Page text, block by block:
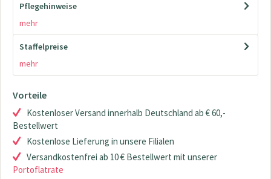
Pflegehinweise
mehr
Staffelpreise
mehr
Vorteile
Kostenloser Versand innerhalb Deutschland ab € 60,-
Bestellwert
Kostenlose Lieferung in unsere Filialen
Versandkostenfrei ab 10 € Bestellwert mit unserer
Portoflatrate